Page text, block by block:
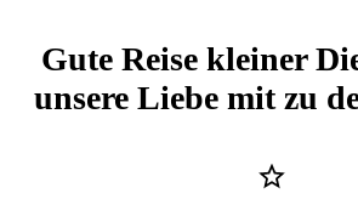
Gute Reise kleiner
unsere Liebe mit zu